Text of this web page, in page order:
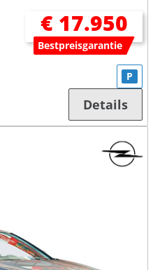
€ 17.950
Bestpreisgarantie
P
Details